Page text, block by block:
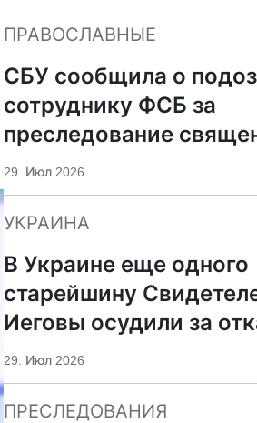
ПРАВОСЛАВНЫЕ
СБУ сообщила о
сотруднику ФСБ за
преследование
ПЦУ
29. Июл 2026
УКРАИНА
В Украине еще одного
старейшину
Иеговы осудили за
мобилизации
29. Июл 2026
ПРЕСЛЕДОВАНИЯ